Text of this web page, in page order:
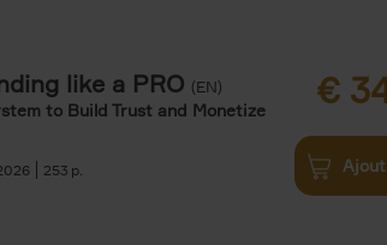
like a PRO (EN)
to Build Trust and Monetize
253
€